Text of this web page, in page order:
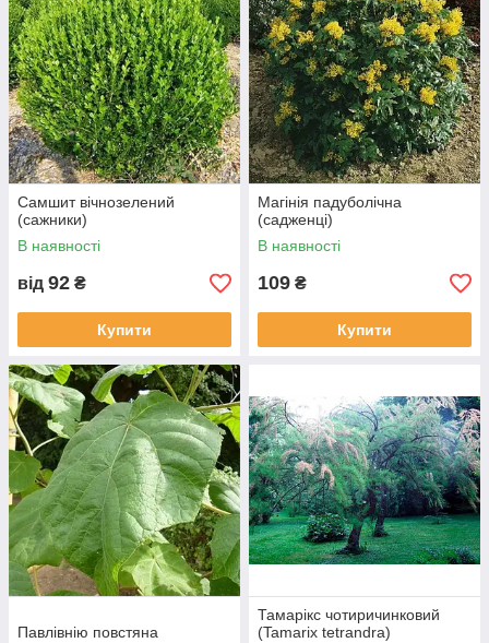
Самшит вічнозелений
(сажники)
В наявності
від 92 ₴
Купити
Магінія падуболічна
(садженці)
В наявності
109 ₴
Купити
Павлівнію повстяна
Тамарікс чотиричинковий
(Tamarix tetrandra)